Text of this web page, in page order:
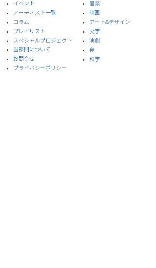
イベント
​アーティスト一覧
​コラム
プレイリスト
スペシャルプロジェクト
音楽
​映画
アート&デザイン
​文学
演劇
食
​科学
​当部門について
お問合せ
プライバシーポリシー